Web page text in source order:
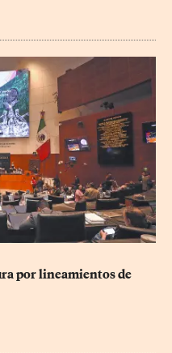
por lineamientos de